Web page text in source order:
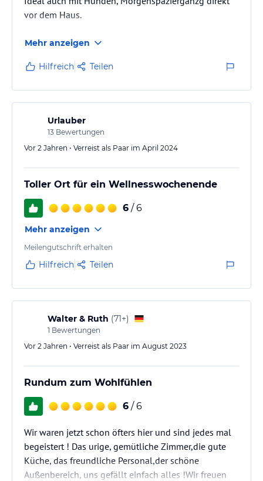
vor dem Haus.
Mehr anzeigen
Hilfreich Teilen
Urlauber
13 Bewertungen
Vor 2 Jahren • Verreist als Paar im April 2024
Toller Ort für ein Wellnesswochenende
6 / 6
Mehr anzeigen
Meilengutschrift erhalten
Hilfreich Teilen
Walter & Ruth (71+)
1 Bewertungen
Vor 2 Jahren • Verreist als Paar im August 2023
Rundum zum Wohlfühlen
6 / 6
Wir waren jetzt schon öfters hier und sind jedes mal
begeistert ! Das urige, gemütliche Zimmer,die gute
Küche, das freundliche Personal,der schöne
Außenbereich, uns gefällt einfach alles !Wir freuen